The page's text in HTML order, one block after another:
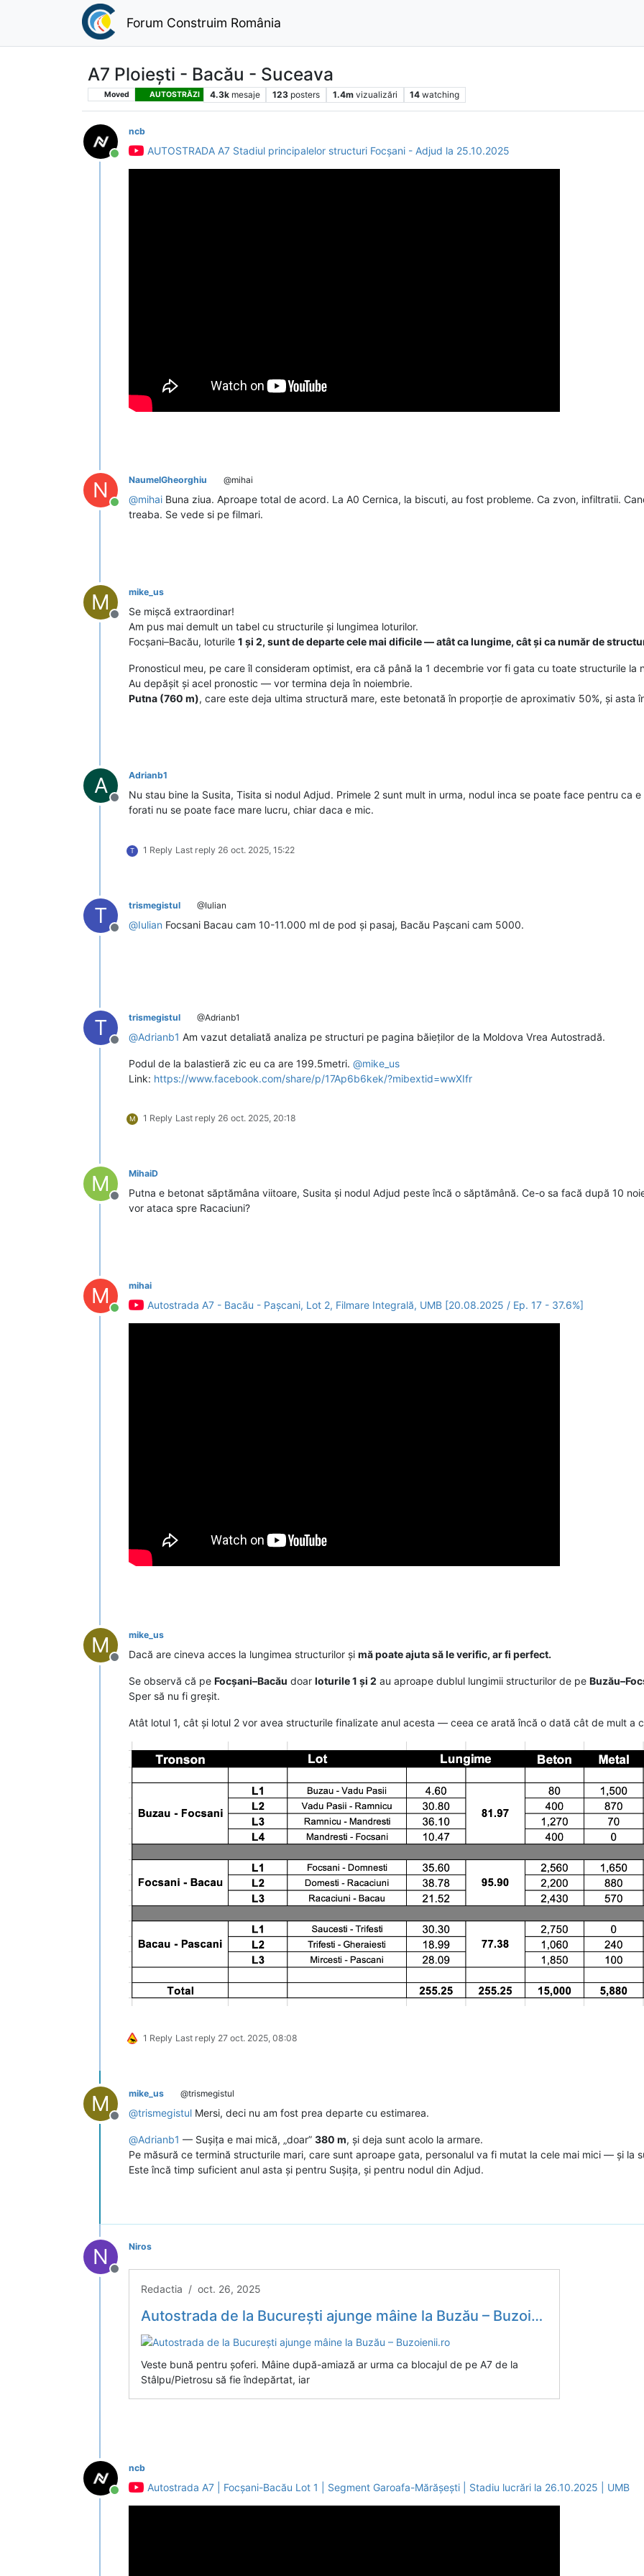
Forum Construim România
A7 Ploiești - Bacău - Suceava
Moved AUTOSTRĂZI 4.3k mesaje 123 posters 1.4m vizualizări 14 watching
Conectat
ncb
AUTOSTRADA A7 Stadiul principalelor structuri Focșani - Adjud la 25.10.2025
N
Conectat
NaumelGheorghiu @mihai
@mihai Buna ziua. Aproape total de acord. La A0 Cernica, la biscuti, au fost probleme. Ca zvon, infiltratii.
treaba. Se vede si pe filmari.
M
Deconectat
mike_us
Se mișcă extraordinar!
Am pus mai demult un tabel cu structurile și lungimea loturilor.
Focșani–Bacău, loturile 1 și 2, sunt de departe cele mai dificile — atât ca lungime, cât și ca număr de
Pronosticul meu, pe care îl consideram optimist, era că până la 1 decembrie vor fi gata cu toate structurile la
Au depășit și acel pronostic — vor termina deja în noiembrie.
Putna (760 m), care este deja ultima structură mare, este betonată în proporție de aproximativ 50%, și asta
A
Deconectat
Adrianb1
Nu stau bine la Susita, Tisita si nodul Adjud. Primele 2 sunt mult in urma, nodul inca se poate face pentru ca
forati nu se poate face mare lucru, chiar daca e mic.
T 1 Reply Last reply 26 oct. 2025, 15:22
T
Deconectat
trismegistul @Iulian
@Iulian Focsani Bacau cam 10-11.000 ml de pod și pasaj, Bacău Pașcani cam 5000.
T
Deconectat
trismegistul @Adrianb1
@Adrianb1 Am vazut detaliată analiza pe structuri pe pagina băieților de la Moldova Vrea Autostradă.
Podul de la balastieră zic eu ca are 199.5metri. @mike_us
Link: https://www.facebook.com/share/p/17Ap6b6kek/?mibextid=wwXIfr
M 1 Reply Last reply 26 oct. 2025, 20:18
M
Deconectat
MihaiD
Putna e betonat săptămâna viitoare, Susita și nodul Adjud peste încă o săptămână. Ce-o sa facă după 10
vor ataca spre Racaciuni?
M
Conectat
mihai
Autostrada A7 - Bacău - Pașcani, Lot 2, Filmare Integrală, UMB [20.08.2025 / Ep. 17 - 37.6%]
M
Deconectat
mike_us
Dacă are cineva acces la lungimea structurilor și mă poate ajuta să le verific, ar fi perfect.
Se observă că pe Focșani–Bacău doar loturile 1 și 2 au aproape dublul lungimii structurilor de pe
Sper să nu fi greșit.
Atât lotul 1, cât și lotul 2 vor avea structurile finalizate anul acesta — ceea ce arată încă o dată cât de mult a
1 Reply Last reply 27 oct. 2025, 08:08
M
Deconectat
mike_us @trismegistul
@trismegistul Mersi, deci nu am fost prea departe cu estimarea.
@Adrianb1 — Sușița e mai mică, „doar” 380 m, și deja sunt acolo la armare.
Pe măsură ce termină structurile mari, care sunt aproape gata, personalul va fi mutat la cele mai mici — și la
Este încă timp suficient anul asta și pentru Sușița, și pentru nodul din Adjud.
N
Deconectat
Niros
Redactia / oct. 26, 2025
Autostrada de la București ajunge mâine la Buzău – Buzoienii.ro
Veste bună pentru șoferi. Mâine după-amiază ar urma ca blocajul de pe A7 de la
Stâlpu/Pietrosu să fie îndepărtat, iar
Conectat
ncb
Autostrada A7 | Focșani-Bacău Lot 1 | Segment Garoafa-Mărășești | Stadiu lucrări la 26.10.2025 | UMB